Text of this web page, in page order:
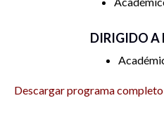
DIRIGIDO A
Descargar programa